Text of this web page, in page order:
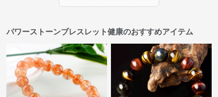
パワーストーンブレスレット健康のおすすめアイテム